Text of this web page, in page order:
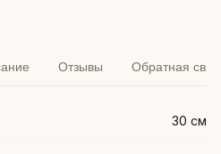
Отзывы Обратная
30 см